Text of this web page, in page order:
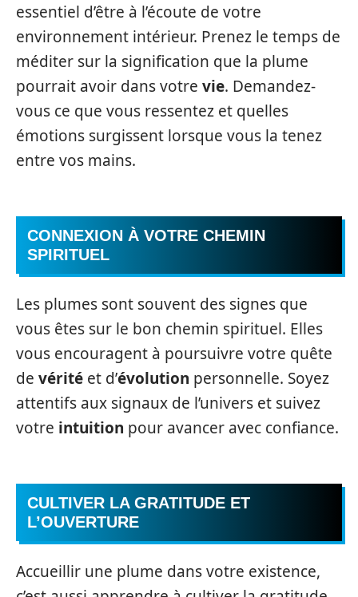
essentiel d’être à l’écoute de votre
environnement intérieur. Prenez le temps de
méditer sur la signification que la plume
pourrait avoir dans votre vie. Demandez-
vous ce que vous ressentez et quelles
émotions surgissent lorsque vous la tenez
entre vos mains.
CONNEXION À VOTRE CHEMIN
SPIRITUEL
Les plumes sont souvent des signes que
vous êtes sur le bon chemin spirituel. Elles
vous encouragent à poursuivre votre quête
de vérité et d’évolution personnelle. Soyez
attentifs aux signaux de l’univers et suivez
votre intuition pour avancer avec confiance.
CULTIVER LA GRATITUDE ET
L’OUVERTURE
Accueillir une plume dans votre existence,